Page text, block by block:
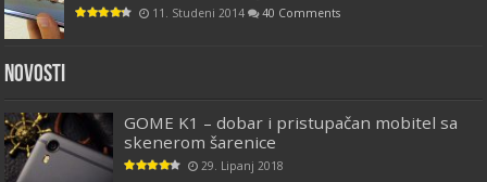
11. Studeni 2014 40 Comments
Novosti
GOME K1 – dobar i pristupačan mobitel sa
skenerom šarenice
29. Lipanj 2018